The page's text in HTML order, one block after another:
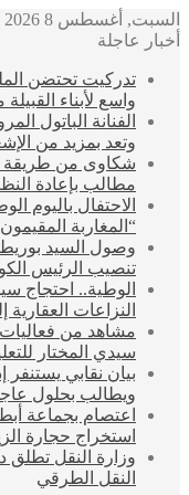
السبت, أغسطس 8 2026
أخبار عاجلة
تدركيت تحتضن
واسع لأبناء
الفنانة الباتول
وتعد بمزيد من
شكاوى من طريقة
مطالب بإعادة
الاحتفال باليوم
“المغاربة
وصول السيد
تنصيب الرئيس
الوطية.. احتجاج
النزاعات العقارية
مشاهد من
سيدي المختار
بيان نقابي
ويطالب بحلول
اعتصام بجماعة
استخراج حجارة
وزارة النقل تطلق
النقل الطرقي